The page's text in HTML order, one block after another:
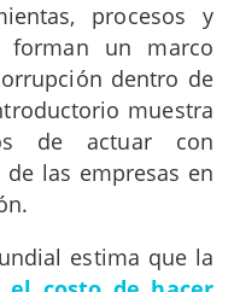
procesos y
forman un marco
dentro de
muestra
de actuar con
las empresas en
estima que la